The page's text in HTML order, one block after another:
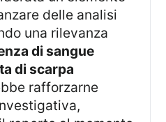
delle analisi
una rilevanza
di sangue
di scarpa
rafforzarne